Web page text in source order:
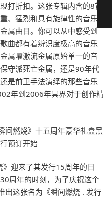
打折扣。这张专辑内含的8首
、猛烈和具有旋律性的音乐
属曲目。你可以从中感受到
曲都有着辨识度极高的音乐
属嚯激流金属原始单一的音
守派死亡金属，还是90年代
是前卫手法演绎的那些音乐
年到2006年冥界对于创作精
迎来了其发行15周年的日
周年的时刻，为了庆祝这个
出这张名为《瞬间燃烧 . 发行